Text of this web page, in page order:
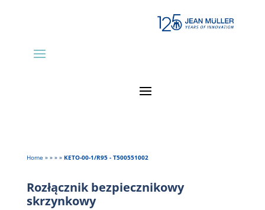
Home » » » » KETO-00-1/R95 - T500551002
Rozłącznik bezpiecznikowy
skrzynkowy